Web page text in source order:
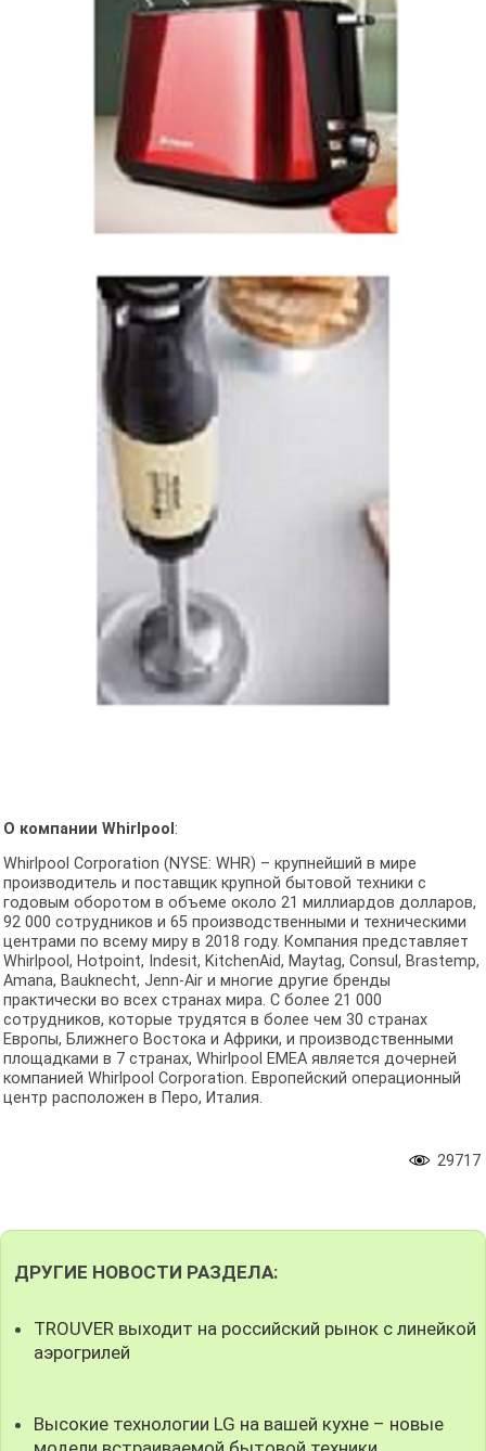
О компании Whirlpool :
Whirlpool Corporation (NYSE: WHR) – крупнейший в мире
производитель и поставщик крупной бытовой техники с
годовым оборотом в объеме около 21 миллиардов долларов,
92 000 сотрудников и 65 производственными и техническими
центрами по всему миру в 2018 году. Компания представляет
Whirlpool, Hotpoint, Indesit, KitchenAid, Maytag, Consul, Brastemp,
Amana, Bauknecht, Jenn-Air и многие другие бренды
практически во всех странах мира. С более 21 000
сотрудников, которые трудятся в более чем 30 странах
Европы, Ближнего Востока и Африки, и производственными
площадками в 7 странах, Whirlpool EMEA является дочерней
компанией Whirlpool Corporation. Европейский операционный
центр расположен в Перо, Италия.
29717
ДРУГИЕ НОВОСТИ РАЗДЕЛА:
TROUVER выходит на российский рынок с линейкой
аэрогрилей
Высокие технологии LG на вашей кухне – новые